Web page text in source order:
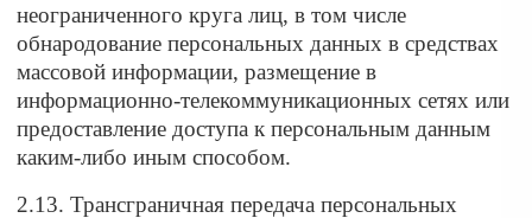
неограниченного круга лиц, в том числе
обнародование персональных данных в средствах
массовой информации, размещение в
информационно-телекоммуникационных сетях или
предоставление доступа к персональным данным
каким-либо иным способом.
2.13. Трансграничная передача персональных